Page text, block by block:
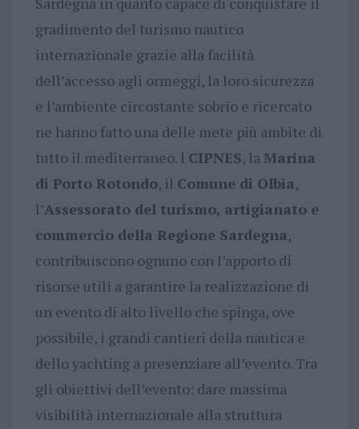
gradimento del turismo nautico
internazionale grazie alla facilità
dell’accesso agli ormeggi, la loro sicurezza
e l’ambiente circostante sobrio e ricercato
ne hanno fatto una delle mete più ambite di
tutto il mediterraneo. l CIPNES, la Marina
di Porto Rotondo, il Comune di Olbia,
l’Assessorato del turismo, artigianato e
commercio della Regione Sardegna,
contribuiscono ognuno con l’apporto di
risorse utili a garantire la realizzazione di
un evento di alto livello che spinga, ove
possibile, i grandi cantieri della nautica e
dello yachting a presenziare all’evento. Tra
gli obiettivi dell’evento: dare massima
visibilità internazionale alla struttura